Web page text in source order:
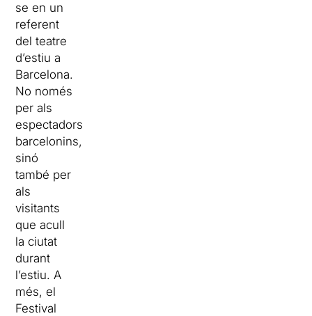
se en un
referent
del teatre
d’estiu a
Barcelona.
No només
per als
espectadors
barcelonins,
sinó
també per
als
visitants
que acull
la ciutat
durant
l’estiu. A
més, el
Festival